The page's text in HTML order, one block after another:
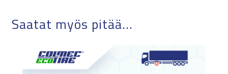
Saatat myös pitää...